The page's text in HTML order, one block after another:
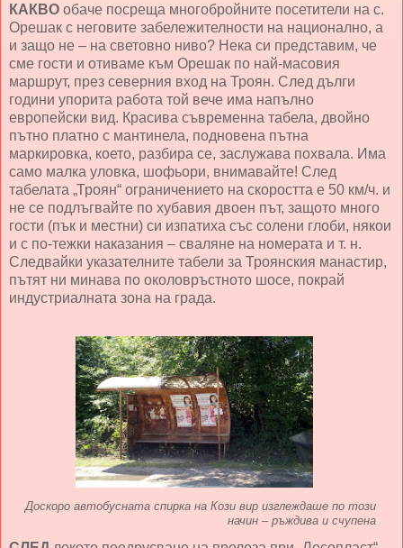
КАКВО обаче посреща многобройните посетители на с.
Орешак с неговите забележителности на национално, а
и защо не – на световно ниво? Нека си представим, че
сме гости и отиваме към Орешак по най-масовия
маршрут, през северния вход на Троян. След дълги
години упорита работа той вече има напълно
европейски вид. Красива съвременна табела, двойно
пътно платно с мантинела, подновена пътна
маркировка, което, разбира се, заслужава похвала. Има
само малка уловка, шофьори, внимавайте! След
табелата „Троян“ ограничението на скоростта е 50 км/ч. и
не се подлъгвайте по хубавия двоен път, защото много
гости (пък и местни) си изпатиха със солени глоби, някои
и с по-тежки наказания – сваляне на номерата и т. н.
Следвайки указателните табели за Троянския манастир,
пътят ни минава по околовръстното шосе, покрай
индустриалната зона на града.
Доскоро автобусната спирка на Кози вир изглеждаше по този
начин – ръждива и счупена